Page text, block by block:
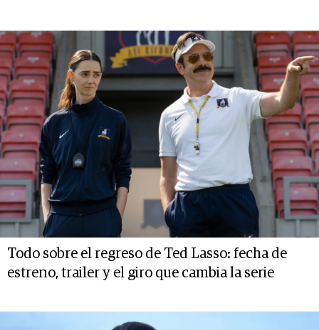
Todo sobre el regreso de Ted Lasso: fecha de
estreno, trailer y el giro que cambia la serie